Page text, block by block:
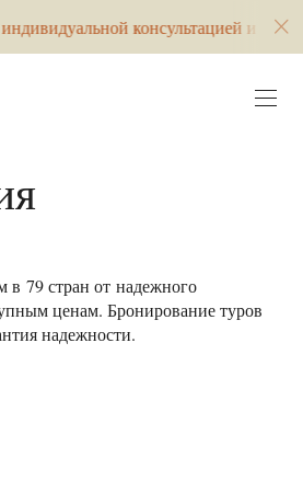
консультацией и
в 79 стран от надежного
ценам. Бронирование туров
надежности.